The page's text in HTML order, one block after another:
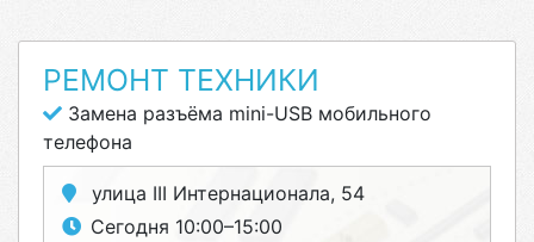
РЕМОНТ ТЕХНИКИ
Замена разъёма mini-USB мобильного
телефона
улица III Интернационала, 54
Сегодня 10:00–15:00